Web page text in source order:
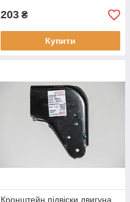
203 ₴
Купити
Кронштейн підвіски двигуна